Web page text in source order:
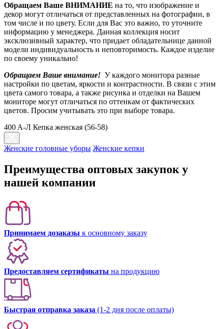
Обращаем Ваше ВНИМАНИЕ на то, что изображение и
декор могут отличаться от представленных на фотографии, в
том числе и по цвету. Если для Вас это важно, то уточните
информацию у менеджера. Данная коллекция носит
эксклюзивный характер, что придает обладательнице данной
модели индивидуальность и неповторимость. Каждое изделие
по своему уникально!
Обращаем Ваше внимание! У каждого монитора разные
настройки по цветам, яркости и контрастности. В связи с этим
цвета самого товара, а также рисунка и отделки на Вашем
мониторе могут отличаться по оттенкам от фактических
цветов. Просим учитывать это при выборе товара.
400 A-Л Кепка женская (56-58)
Женские головные уборы Женские кепки
Преимущества оптовых закупок у
нашей компании
Принимаем дозаказы к основному заказу
Предоставляем сертификаты на продукцию
Быстрая отправка заказа (1-2 дня после оплаты)